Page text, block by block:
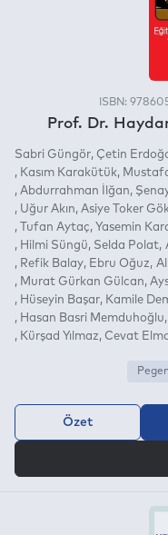
ISBN:
Prof. Dr.
Sabri Güngör Çetin
Kasım Karakütük
Abdurrahman İlğan
Uğur Akın Asiye Toker
Tufan Aytaç
Yasemin
Hilmi Süngü
Selda Polat
Refik Balay
Ebru Oğuz
Murat Gürkan Gülcan
Hüseyin Başar
Kamile
Hasan Basri Memduhoğlu
Kürşad Yılmaz
Cevat
Özet